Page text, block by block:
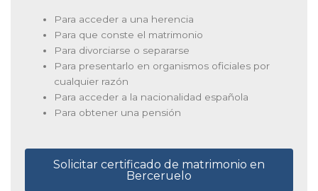
Para acceder a una herencia
Para que conste el matrimonio
Para divorciarse o separarse
Para presentarlo en organismos oficiales por
cualquier razón
Para acceder a la nacionalidad española
Para obtener una pensión
Solicitar certificado de matrimonio en
Berceruelo